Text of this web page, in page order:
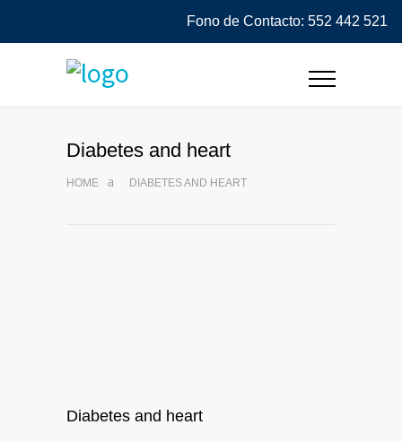
Fono de Contacto: 552 442 521
Diabetes and heart
HOME DIABETES AND HEART
Diabetes and heart